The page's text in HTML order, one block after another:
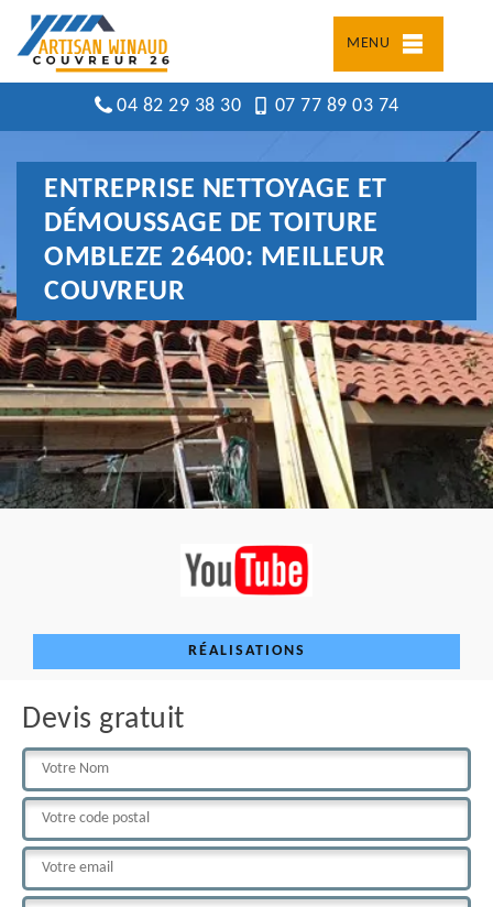
MENU
04 82 29 38 30 07 77 89 03 74
ENTREPRISE NETTOYAGE ET
DÉMOUSSAGE DE TOITURE
OMBLEZE 26400: MEILLEUR
COUVREUR
RÉALISATIONS
Devis gratuit